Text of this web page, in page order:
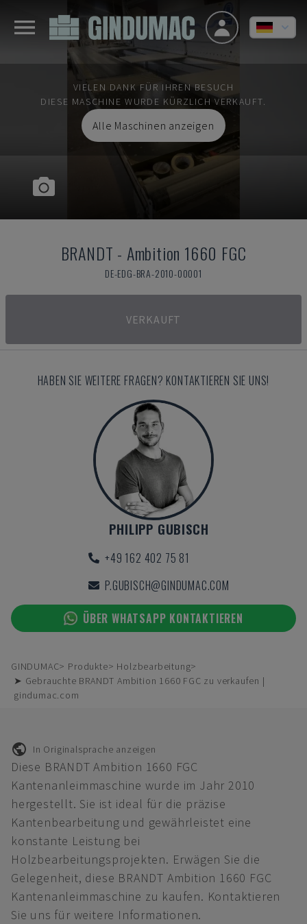
VIELEN DANK FÜR IHREN BESUCH
DIESE MASCHINE WURDE KÜRZLICH VERKAUFT.
Alle Maschinen anzeigen
BRANDT - Ambition 1660 FGC
DE-EDG-BRA-2010-00001
VERKAUFT
HABEN SIE WEITERE FRAGEN? KONTAKTIEREN SIE UNS!
PHILIPP GUBISCH
+49 162 402 75 81
P.GUBISCH@GINDUMAC.COM
ÜBER WHATSAPP KONTAKTIEREN
GINDUMAC Produkte
Holzbearbeitung
➤ Gebrauchte BRANDT Ambition 1660 FGC zu verkaufen |
gindumac.com
In Originalsprache anzeigen
Diese BRANDT Ambition 1660 FGC
Kantenanleimmaschine wurde im Jahr 2010
hergestellt. Sie ist ideal für die präzise
Kantenbearbeitung und gewährleistet eine
konstante Leistung bei
Holzbearbeitungsprojekten. Erwägen Sie die
Gelegenheit, diese BRANDT Ambition 1660 FGC
Kantenanleimmaschine zu kaufen. Kontaktieren
Sie uns für weitere Informationen.